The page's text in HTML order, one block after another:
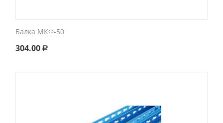
Балка МКФ-50
304.00 Р